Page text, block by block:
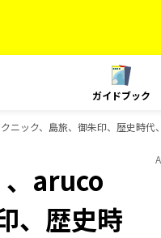
ガイドブック
ック、島旅、御朱印、歴史時
、aruco
、歴史時